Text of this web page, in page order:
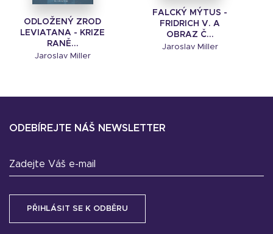
ODLOŽENÝ ZROD
LEVIATANA - KRIZE
RANĚ...
Jaroslav Miller
FALCKÝ MÝTUS -
FRIDRICH V. A
OBRAZ Č...
Jaroslav Miller
ODEBÍREJTE NÁŠ NEWSLETTER
Zadejte Váš e-mail